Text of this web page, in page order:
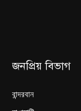
জনপ্রিয় বিভাগ
বান্দরবান